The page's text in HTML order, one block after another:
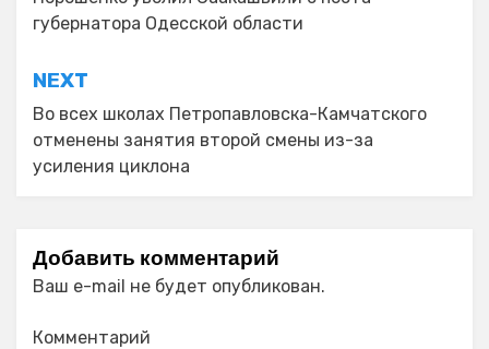
записям
губернатора Одесской области
NEXT
Во всех школах Петропавловска-Камчатского
отменены занятия второй смены из-за
усиления циклона
Добавить комментарий
Ваш e-mail не будет опубликован.
Комментарий